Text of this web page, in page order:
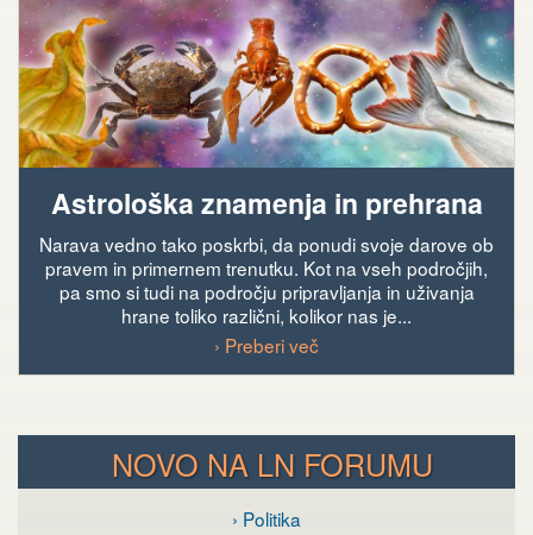
Astrološka znamenja in prehrana
Narava vedno tako poskrbi, da ponudi svoje darove ob
pravem in primernem trenutku. Kot na vseh področjih,
pa smo si tudi na področju pripravljanja in uživanja
hrane toliko različni, kolikor nas je...
› Preberi več
NOVO NA LN FORUMU
› Politika